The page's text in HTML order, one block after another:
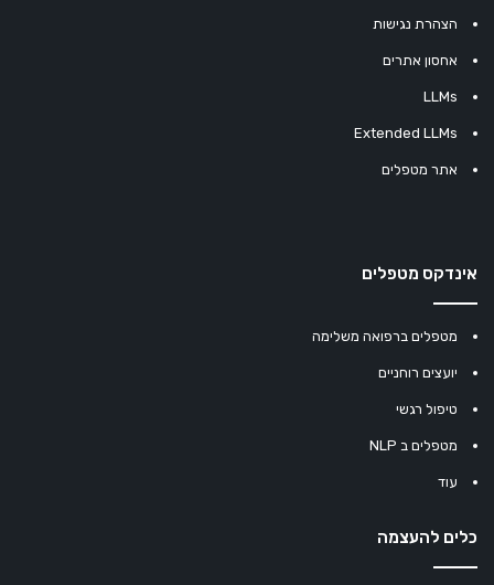
הצהרת נגישות
אחסון אתרים
LLMs
Extended LLMs
אתר מטפלים
אינדקס מטפלים
מטפלים ברפואה משלימה
יועצים רוחניים
טיפול רגשי
מטפלים ב NLP
עוד
כלים להעצמה